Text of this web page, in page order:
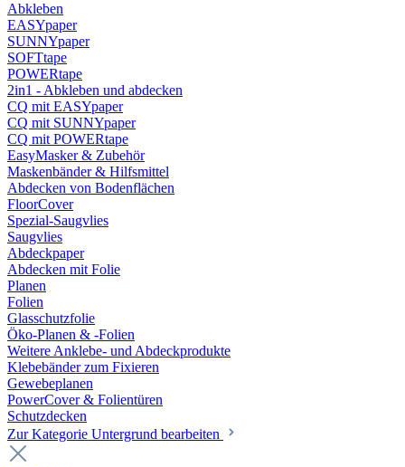
Abkleben
EASYpaper
SUNNYpaper
SOFTtape
POWERtape
2in1 - Abkleben und abdecken
CQ mit EASYpaper
CQ mit SUNNYpaper
CQ mit POWERtape
EasyMasker & Zubehör
Maskenbänder & Hilfsmittel
Abdecken von Bodenflächen
FloorCover
Spezial-Saugvlies
Saugvlies
Abdeckpaper
Abdecken mit Folie
Planen
Folien
Glasschutzfolie
Öko-Planen & -Folien
Weitere Anklebe- und Abdeckprodukte
Klebebänder zum Fixieren
Gewebeplanen
PowerCover & Folientüren
Schutzdecken
Zur Kategorie Untergrund bearbeiten